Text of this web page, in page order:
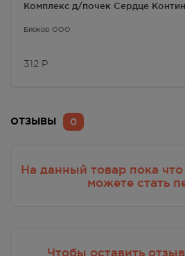
Комплекс д/почек Сердце
Биокор ООО
312 Р
0
ОТЗЫВЫ
Чтобы оставить
На данный товар пока
можете стать